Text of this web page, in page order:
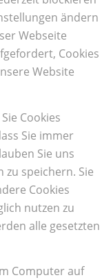
ändern
Webseite
Cookies
Website
Cookies
Sie immer
Sie uns
zu speichern. Sie
Cookies
nutzen zu
alle gesetzten
Computer auf